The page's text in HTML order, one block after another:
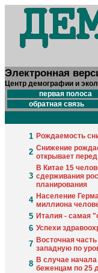
Электронная
Центр демографии и
первая полоса
обратная связь
1 Рождаемость
2 Снижение
открывает
3
В Китае 15
сдерживания
планирования
4 Население
миллиона
5 Италия - самая
6 Успехи
7 Восточная
западную по
8 В случае
беженцам по 25